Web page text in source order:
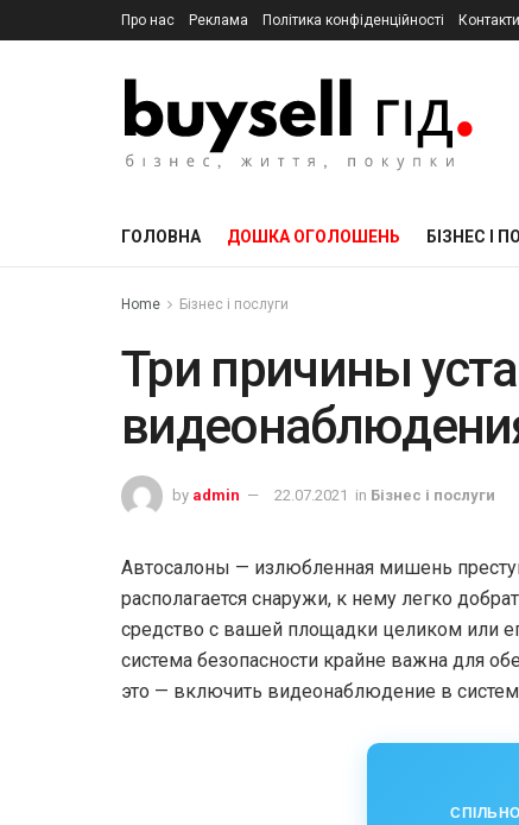
Про нас Реклама Політика конфіденційності Контакти
ГОЛОВНА ДОШКА ОГОЛОШЕНЬ БІЗНЕС І
Home Бізнес і послуги
Три причины
by admin 22.07.2021 in Бізнес і послуги
Автосалоны — излюбленная мишень
располагается снаружи, к нему легко
средство с вашей площадки целиком или
система безопасности крайне важна для
это — включить видеонаблюдение в